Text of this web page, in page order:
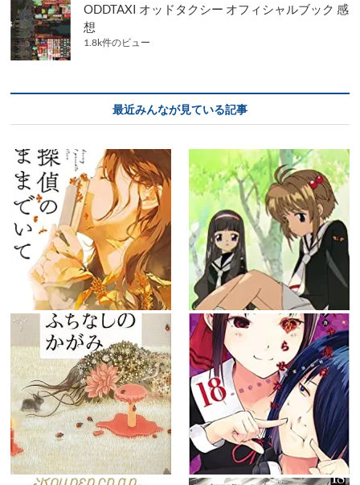
ODDTAXI オッドタクシー オフィシャルブック 感
想
1.8k件のビュー
最近みんなが見ている記事